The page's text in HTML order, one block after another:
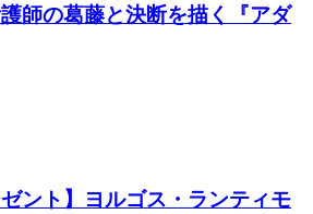
師の葛藤と決断を描く『アダ
ゼント】ヨルゴス・ランティモ